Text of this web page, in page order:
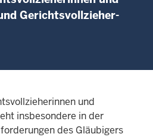
Gerichtsvollzieher-
und
insbesondere in der
des Gläubigers